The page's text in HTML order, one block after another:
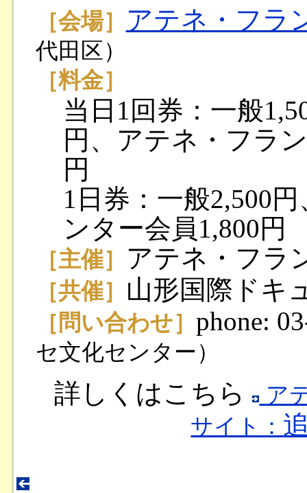
［会場］ アテネ・フラ
代田区）
［料金］
当日1回券：一般
円、アテネ・フラ
円
1日券：一般2,500
ンター会員1,800円
［主催］ アテネ・フラ
［共催］ 山形国際ドキ
［問い合わせ］ phone:
セ文化センター）
詳しくはこちら
ア
サイト：